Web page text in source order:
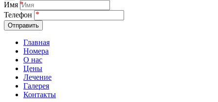
Имя
Телефон
Отправить
Главная
Номера
О нас
Цены
Лечение
Галерея
Контакты